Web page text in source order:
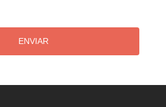
ENVIAR